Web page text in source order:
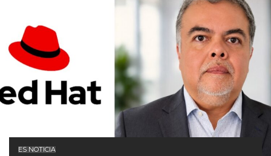
ES NOTICIA